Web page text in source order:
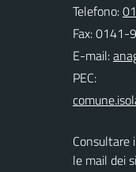
Telefono:
Fax: 0141-
E-mail:
PEC:
Consultare
le mail dei